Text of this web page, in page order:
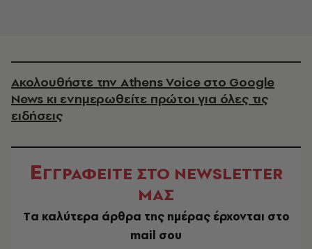
Ακολουθήστε την Athens Voice στο Google
News κι ενημερωθείτε πρώτοι για όλες τις
ειδήσεις
ΕΓΓΡΑΦΕΙΤΕ ΣΤΟ NEWSLETTER
ΜΑΣ
Tα καλύτερα άρθρα της ημέρας έρχονται στο
mail σου